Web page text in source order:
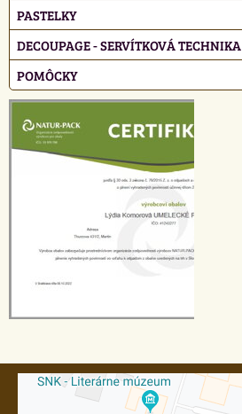
PASTELKY
DECOUPAGE - SERVÍTKOVÁ TECHNIKA
POMÔCKY